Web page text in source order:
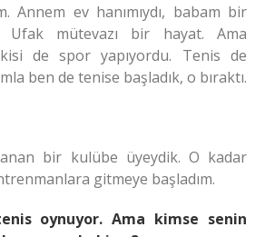
Annem ev hanımıydı, babam bir
Ufak mütevazı bir hayat. Ama
de spor yapıyordu. Tenis de
ben de tenise başladık, o bıraktı.
bir kulübe üyeydik. O kadar
gitmeye başladım.
oynuyor. Ama kimse senin